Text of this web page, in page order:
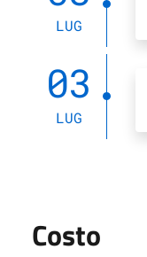
LUG
03
LUG
Costo